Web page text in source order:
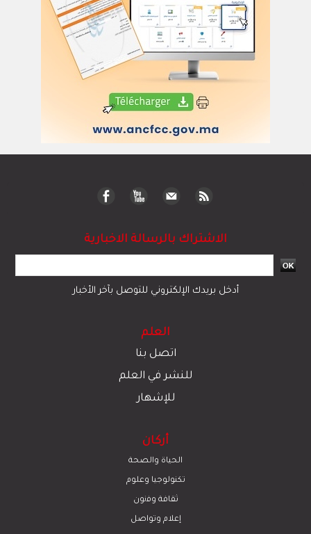
الاشتراك بالرسالة الاخبارية
أدخل بريدك الإلكتروني للتوصل بآخر الأخبار
العلم
اتصل بنا
للنشر في العلم
للإشهار
أركان
الحياة والصحة
تكنولوجيا وعلوم
ﺛﻘﺎﻓﺔ وﻓﻧون
إعلام وتواصل